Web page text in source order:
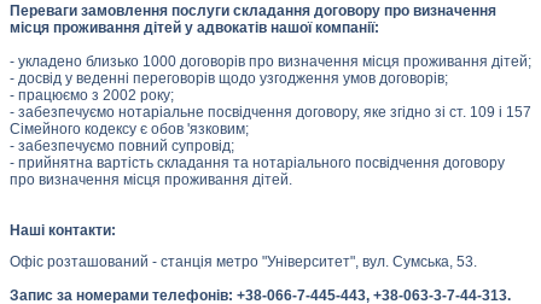
Переваги замовлення послуги складання договору про визначення
місця проживання дітей у адвокатів нашої компанії:
- укладено близько 1000 договорів про визначення місця проживання дітей;
- досвід у веденні переговорів щодо узгодження умов договорів;
- працюємо з 2002 року;
- забезпечуємо нотаріальне посвідчення договору, яке згідно зі ст. 109 і 157
Сімейного кодексу є обов 'язковим;
- забезпечуємо повний супровід;
- прийнятна вартість складання та нотаріального посвідчення договору
про визначення місця проживання дітей.
Наші контакти:
Офіс розташований - станція метро "Університет", вул. Сумська, 53.
Запис за номерами телефонів: +38-066-7-445-443, +38-063-3-7-44-313.